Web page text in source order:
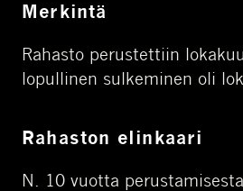
Merkintä
Rahasto perustettiin
lopullinen sulkeminen oli
Rahaston elinkaari
N. 10 vuotta perustamisesta